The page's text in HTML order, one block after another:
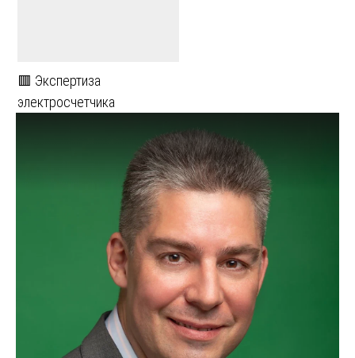
🟥 Экспертиза
электросчетчика